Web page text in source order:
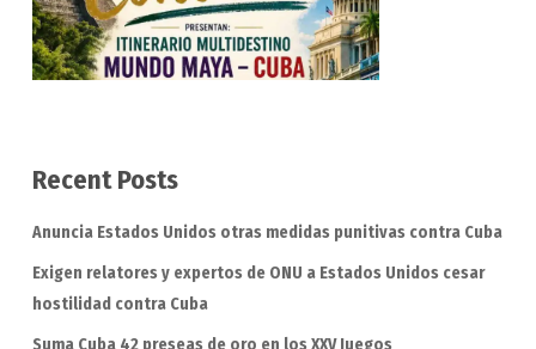
Recent Posts
Anuncia Estados Unidos otras medidas punitivas contra Cuba
Exigen relatores y expertos de ONU a Estados Unidos cesar
hostilidad contra Cuba